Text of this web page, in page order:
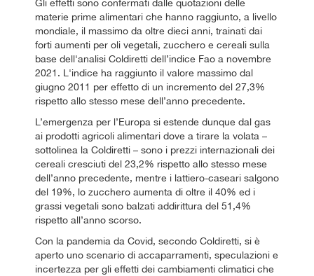
Gli effetti sono confermati dalle quotazioni delle
materie prime alimentari che hanno raggiunto, a livello
mondiale, il massimo da oltre dieci anni, trainati dai
forti aumenti per oli vegetali, zucchero e cereali sulla
base dell'analisi Coldiretti dell’indice Fao a novembre
2021. L'indice ha raggiunto il valore massimo dal
giugno 2011 per effetto di un incremento del 27,3%
rispetto allo stesso mese dell’anno precedente.
L’emergenza per l’Europa si estende dunque dal gas
ai prodotti agricoli alimentari dove a tirare la volata –
sottolinea la Coldiretti – sono i prezzi internazionali dei
cereali cresciuti del 23,2% rispetto allo stesso mese
dell’anno precedente, mentre i lattiero-caseari salgono
del 19%, lo zucchero aumenta di oltre il 40% ed i
grassi vegetali sono balzati addirittura del 51,4%
rispetto all’anno scorso.
Con la pandemia da Covid, secondo Coldiretti, si è
aperto uno scenario di accaparramenti, speculazioni e
incertezza per gli effetti dei cambiamenti climatici che